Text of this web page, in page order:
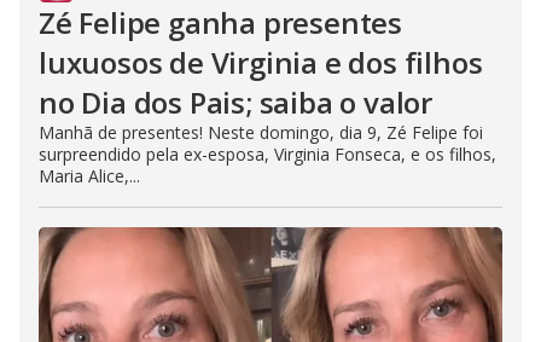
Zé Felipe ganha presentes
luxuosos de Virginia e dos filhos
no Dia dos Pais; saiba o valor
Manhã de presentes! Neste domingo, dia 9, Zé Felipe foi
surpreendido pela ex-esposa, Virginia Fonseca, e os filhos,
Maria Alice,...